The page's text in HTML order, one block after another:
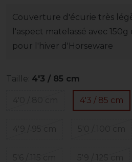
Couverture d'écurie très
l'aspect matelassé avec
pour l'hiver d'Horseware
Taille: 4'3 / 85 cm
4'3 / 85 cm